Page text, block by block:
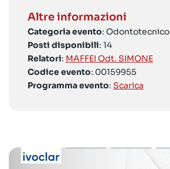
Altre informazioni
Categoria evento: Odontotecnico
Posti disponibili: 14
Relatori: MAFFEI Odt. SIMONE
Codice evento: 00159955
Programma evento: Scarica